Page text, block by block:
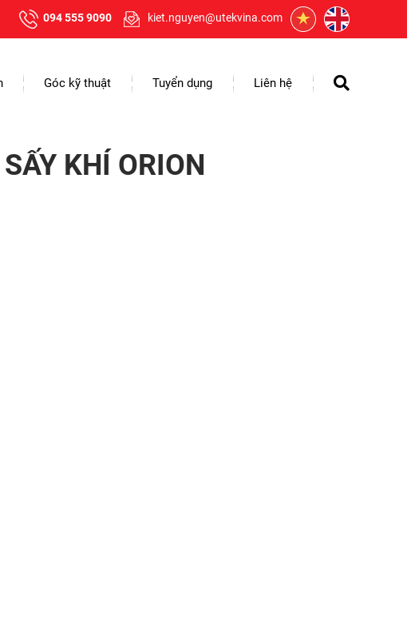
094 555 9090 kiet.nguyen@utekvina.com
Góc kỹ thuật Tuyển dụng Liên hệ
KHÍ ORION